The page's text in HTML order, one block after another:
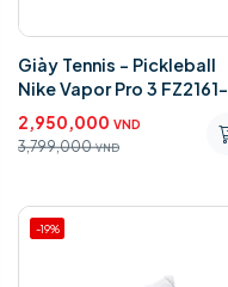
Giày Tennis - Pickleball
Nike Vapor Pro 3 FZ2161-
005
2,950,000 VND
3,799,000 VND
-19%